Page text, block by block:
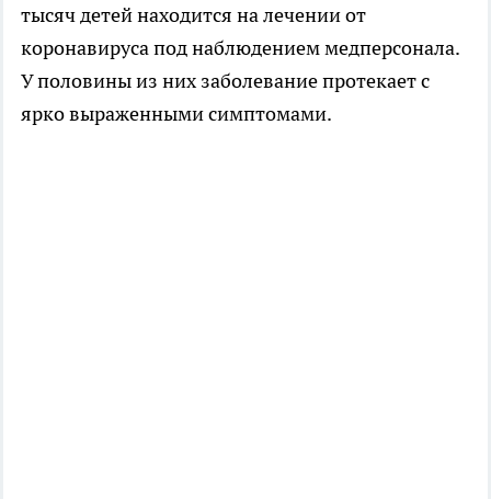
тысяч детей находится на лечении от
коронавируса под наблюдением медперсонала.
У половины из них заболевание протекает с
ярко выраженными симптомами.